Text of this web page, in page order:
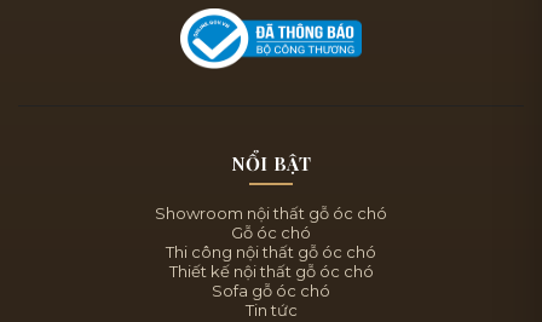
NỔI BẬT
Showroom nội thất gỗ óc chó
Gỗ óc chó
Thi công nội thất gỗ óc chó
Thiết kế nội thất gỗ óc chó
Sofa gỗ óc chó
Tin tức